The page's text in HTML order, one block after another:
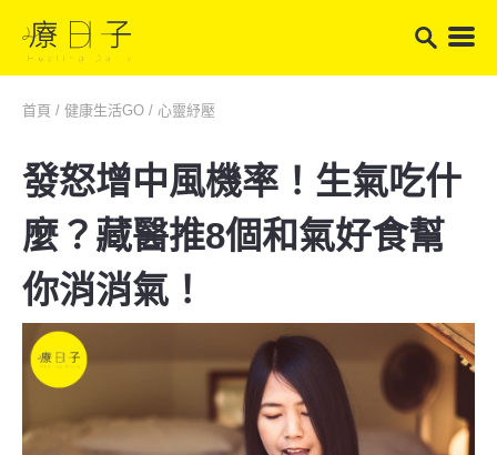
首頁 / 健康生活GO / 心靈紓壓
發怒增中風機率！生氣吃什
麼？藏醫推8個和氣好食幫
你消消氣！